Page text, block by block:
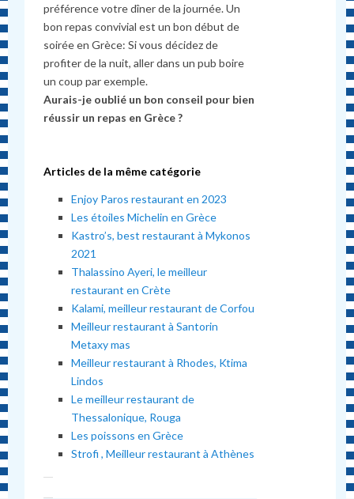
préférence votre dîner de la journée. Un
bon repas convivial est un bon début de
soirée en Grèce: Si vous décidez de
profiter de la nuit, aller dans un pub boire
un coup par exemple.
Aurais-je oublié un bon conseil pour bien
réussir un repas en Grèce ?
Articles de la même catégorie
Enjoy Paros restaurant en 2023
Les étoiles Michelin en Grèce
Kastro’s, best restaurant à Mykonos
2021
Thalassino Ayeri, le meilleur
restaurant en Crète
Kalami, meilleur restaurant de Corfou
Meilleur restaurant à Santorin
Metaxy mas
Meilleur restaurant à Rhodes, Ktima
Lindos
Le meilleur restaurant de
Thessalonique, Rouga
Les poissons en Grèce
Strofi , Meilleur restaurant à Athènes